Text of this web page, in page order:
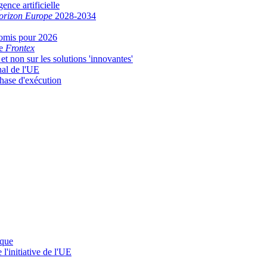
artificielle
Europe 2028-2034
pour 2026
Frontex
non sur les solutions 'innovantes'
de l'UE
d'exécution
l'initiative de l'UE